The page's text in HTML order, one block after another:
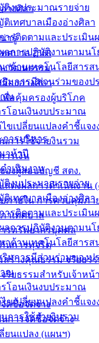
งบประมาณรายจ่าย
เทศบาลเมืองอ่างศิลา
ารติดตามและประเมิน
ลการปฏิบัติงานตามน
ด้านเทคโนโลยีสารส
ริมการมีส่วนร่วมของป
าณ
รโอนเงินงบประมาณ
ไขเปลี่ยนแปลงคำชี้แจ
การใช้จ่ายงินรวม
ารเงิน
องผู้สอบบัญชี สตง.
สดงผลการดำเนินงาน
ภายใน การควบคุมภา
าเทศบาล
รทรัพยากรบุคคล
นการทุจริต
สร้างคุณธรรม จริยธร
ริยธรรมสำหรับเจ้าหน้
ดซื้อจัดจ้าง
การจัดซื้อจัดจ้าง
ยนแปลง (แผนฯ)
างศิลา
ารู้
ทศบาล 2568
งวัฒนธรรม
มืองอ่างศิลา
พื่อคุ้มครองผู้บริโภค
ารบริหาร
าห้าปี
ำเนินงาน
งบประมาณรายจ่าย
เทศบาลเมืองอ่างศิลา
ารติดตามและประเมิน
ลการปฏิบัติงานตามน
ด้านเทคโนโลยีสารส
ริมการมีส่วนร่วมของป
าณ
โอนเงินงบประมาณ
ไขเปลี่ยนแปลงคำชี้แจ
การใช้จ่ายงินรวม